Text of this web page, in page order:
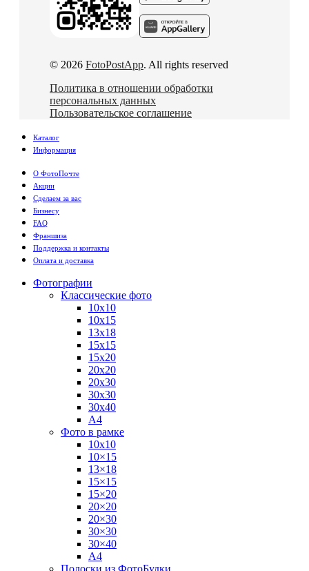
© 2026 FotoPostApp. All rights reserved
Политика в отношении обработки
персональных данных
Пользовательское соглашение
Каталог
Информация
О ФотоПочте
Акции
Сделаем за вас
Бизнесу
FAQ
Франшиза
Поддержка и контакты
Оплата и доставка
Фотографии
Классические фото
10х10
10х15
13х18
15х15
15х20
20х20
20х30
30х30
30х40
А4
Фото в рамке
10х10
10×15
13×18
15×15
15×20
20×20
20×30
30×30
30×40
A4
Полоски из ФотоБудки